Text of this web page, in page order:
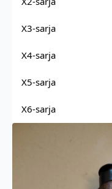
X3-sarja
X4-sarja
X5-sarja
X6-sarja